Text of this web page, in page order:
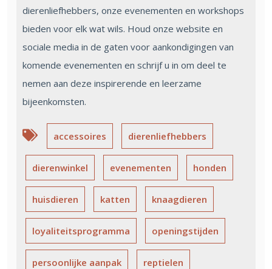
dierenliefhebbers, onze evenementen en workshops
bieden voor elk wat wils. Houd onze website en
sociale media in de gaten voor aankondigingen van
komende evenementen en schrijf u in om deel te
nemen aan deze inspirerende en leerzame
bijeenkomsten.
accessoires dierenliefhebbers
dierenwinkel evenementen honden
huisdieren katten knaagdieren
loyaliteitsprogramma openingstijden
persoonlijke aanpak reptielen